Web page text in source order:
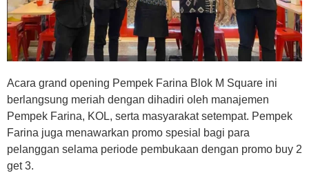
Acara grand opening Pempek Farina Blok M Square ini
berlangsung meriah dengan dihadiri oleh manajemen
Pempek Farina, KOL, serta masyarakat setempat. Pempek
Farina juga menawarkan promo spesial bagi para
pelanggan selama periode pembukaan dengan promo buy 2
get 3.